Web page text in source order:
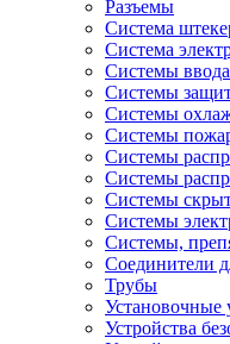
Разъемы
Система
Система
Системы
Системы
Системы
Системы
Системы
Системы
Системы
Системы
Системы,
Соединители
Трубы
Установочные
Устройства